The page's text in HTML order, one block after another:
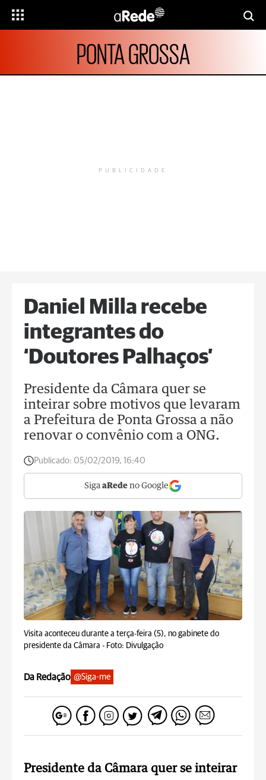
PONTA GROSSA
PUBLICIDADE
Daniel Milla recebe
integrantes do
‘Doutores Palhaços’
Presidente da Câmara quer se
inteirar sobre motivos que levaram
a Prefeitura de Ponta Grossa a não
renovar o convênio com a ONG.
Publicado: 05/02/2019, 16:40
Siga aRede no Google
Visita aconteceu durante a terça-feira (5), no gabinete do
presidente da Câmara - Foto: Divulgação
Da Redação @Siga-me
Presidente da Câmara quer se inteirar